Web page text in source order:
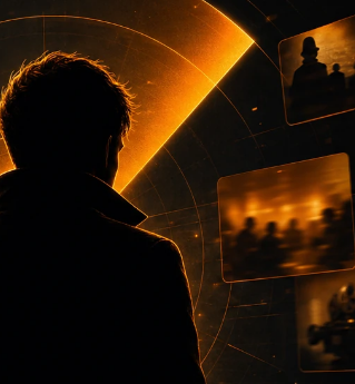
动端用户在短时间内理解页面主题、入口
免同一批页面出现高度重复。从搜索体验
此本页保留面包屑、同类推荐、热门推荐、
新内容，每次新增保持少量、稳